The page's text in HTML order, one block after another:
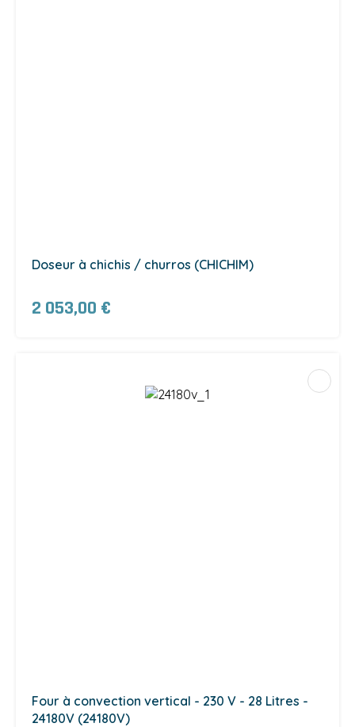
Doseur à chichis / churros (CHICHIM)
2 053,00 €
Four à convection vertical - 230 V - 28 Litres -
24180V (24180V)